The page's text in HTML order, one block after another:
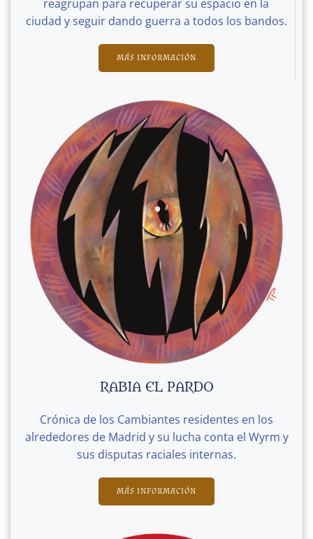
reagrupan para recuperar su espacio en la
ciudad y seguir dando guerra a todos los bandos.
MÁS INFORMACIÓN
RABIA EL PARDO
Crónica de los Cambiantes residentes en los
alrededores de Madrid y su lucha conta el Wyrm y
sus disputas raciales internas.
MÁS INFORMACIÓN